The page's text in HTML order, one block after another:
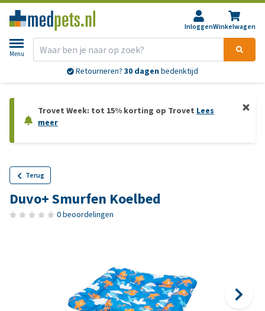
InloggenWinkelwagen
Menu
Retourneren? 30 dagenbedenktijd
Trovet Week: tot 15% korting op Trovet Lees
meer
Terug
Duvo+ Smurfen Koelbed
0 beoordelingen